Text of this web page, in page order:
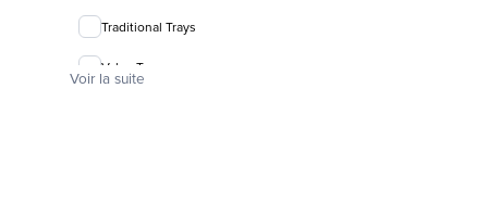
Traditional Trays
Valve Trays
Voir la suite